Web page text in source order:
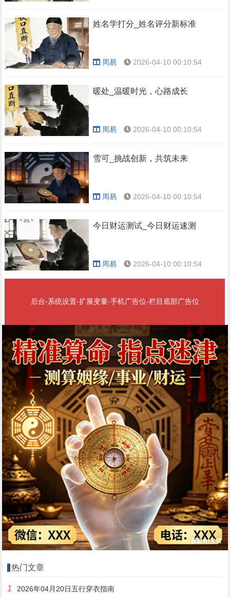
姓名学打分_姓名评分新标准
周易 2026-04-10 00:10:54
暖处_温暖时光，心路成长
周易 2026-04-10 00:10:54
雪可_挑战创新，共筑未来
周易 2026-04-10 00:10:54
今日财运测试_今日财运速测
周易 2026-04-10 00:10:54
后台-系统设置-扩展变量-手机广告位-栏目底部广告位
热门文章
1 2026年04月20日五行穿衣指南